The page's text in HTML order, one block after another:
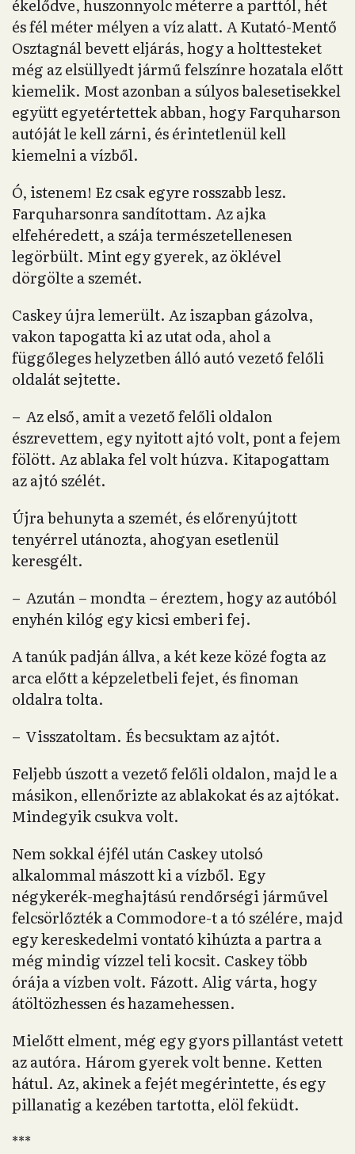
ékelődve, huszonnyolc méterre a parttól, hét
és fél méter mélyen a víz alatt. A Kutató-Mentő
Osztagnál bevett eljárás, hogy a holttesteket
még az elsüllyedt jármű felszínre hozatala előtt
kiemelik. Most azonban a súlyos balesetisekkel
együtt egyetértettek abban, hogy Farquharson
autóját le kell zárni, és érintetlenül kell
kiemelni a vízből.
Ó, istenem! Ez csak egyre rosszabb lesz.
Farquharsonra sandítottam. Az ajka
elfehéredett, a szája természetellenesen
legörbült. Mint egy gyerek, az öklével
dörgölte a szemét.
Caskey újra lemerült. Az iszapban gázolva,
vakon tapogatta ki az utat oda, ahol a
függőleges helyzetben álló autó vezető felőli
oldalát sejtette.
– Az első, amit a vezető felőli oldalon
észrevettem, egy nyitott ajtó volt, pont a fejem
fölött. Az ablaka fel volt húzva. Kitapogattam
az ajtó szélét.
Újra behunyta a szemét, és előrenyújtott
tenyérrel utánozta, ahogyan esetlenül
keresgélt.
– Azután – mondta – éreztem, hogy az autóból
enyhén kilóg egy kicsi emberi fej.
A tanúk padján állva, a két keze közé fogta az
arca előtt a képzeletbeli fejet, és finoman
oldalra tolta.
– Visszatoltam. És becsuktam az ajtót.
Feljebb úszott a vezető felőli oldalon, majd le a
másikon, ellenőrizte az ablakokat és az ajtókat.
Mindegyik csukva volt.
Nem sokkal éjfél után Caskey utolsó
alkalommal mászott ki a vízből. Egy
négykerék-meghajtású rendőrségi járművel
felcsörlőzték a Commodore-t a tó szélére, majd
egy kereskedelmi vontató kihúzta a partra a
még mindig vízzel teli kocsit. Caskey több
órája a vízben volt. Fázott. Alig várta, hogy
átöltözhessen és hazamehessen.
Mielőtt elment, még egy gyors pillantást vetett
az autóra. Három gyerek volt benne. Ketten
hátul. Az, akinek a fejét megérintette, és egy
pillanatig a kezében tartotta, elöl feküdt.
***